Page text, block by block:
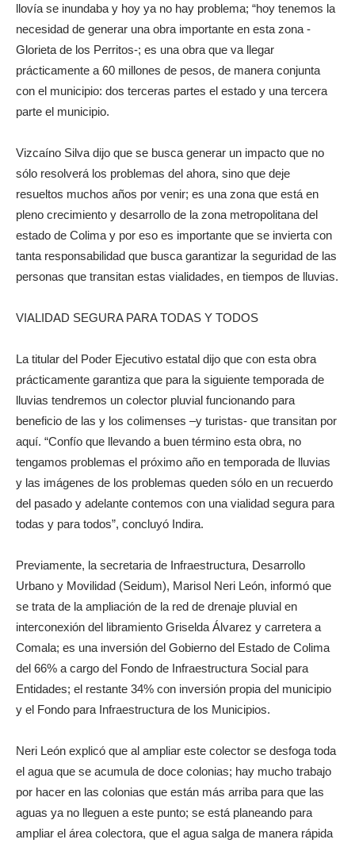
llovía se inundaba y hoy ya no hay problema; “hoy tenemos la
necesidad de generar una obra importante en esta zona -
Glorieta de los Perritos-; es una obra que va llegar
prácticamente a 60 millones de pesos, de manera conjunta
con el municipio: dos terceras partes el estado y una tercera
parte el municipio.
Vizcaíno Silva dijo que se busca generar un impacto que no
sólo resolverá los problemas del ahora, sino que deje
resueltos muchos años por venir; es una zona que está en
pleno crecimiento y desarrollo de la zona metropolitana del
estado de Colima y por eso es importante que se invierta con
tanta responsabilidad que busca garantizar la seguridad de las
personas que transitan estas vialidades, en tiempos de lluvias.
VIALIDAD SEGURA PARA TODAS Y TODOS
La titular del Poder Ejecutivo estatal dijo que con esta obra
prácticamente garantiza que para la siguiente temporada de
lluvias tendremos un colector pluvial funcionando para
beneficio de las y los colimenses –y turistas- que transitan por
aquí. “Confío que llevando a buen término esta obra, no
tengamos problemas el próximo año en temporada de lluvias
y las imágenes de los problemas queden sólo en un recuerdo
del pasado y adelante contemos con una vialidad segura para
todas y para todos”, concluyó Indira.
Previamente, la secretaria de Infraestructura, Desarrollo
Urbano y Movilidad (Seidum), Marisol Neri León, informó que
se trata de la ampliación de la red de drenaje pluvial en
interconexión del libramiento Griselda Álvarez y carretera a
Comala; es una inversión del Gobierno del Estado de Colima
del 66% a cargo del Fondo de Infraestructura Social para
Entidades; el restante 34% con inversión propia del municipio
y el Fondo para Infraestructura de los Municipios.
Neri León explicó que al ampliar este colector se desfoga toda
el agua que se acumula de doce colonias; hay mucho trabajo
por hacer en las colonias que están más arriba para que las
aguas ya no lleguen a este punto; se está planeando para
ampliar el área colectora, que el agua salga de manera rápida